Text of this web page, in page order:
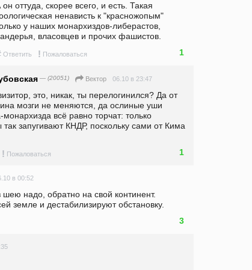
он оттуда, скорее всего, и есть. Такая
ненависть к "красножопым"
у наших монархиздов-либерастов,
власовцев и прочих фашистов.
Ответить ! Пожаловаться 1
— (20051) Вектор 06.10 в 23:47
это, никак, ты перелогинился? Да от
мозги не меняются, да ослиные уши
монархизда всё равно торчат: только
так запугивают КНДР, поскольку сами от Кима
! Пожаловаться 1
в 00:52
шею надо, обратно на свой континент.
земле и дестабилизируют обстановку.
3